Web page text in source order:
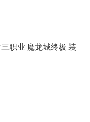
职业 魔龙城终极 装